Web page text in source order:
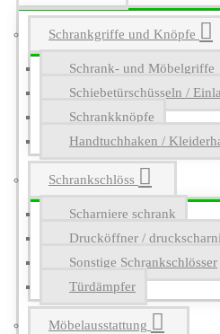
Schrankgriffe und Knöpfe
Schrank- und Möbelgriffe
Schiebetürschüsseln /
Schrankknöpfe
Handtuchhaken /
Schrankschlöss
Scharniere schrank
Drucköffner /
Sonstige Schrankschlösser
Türdämpfer
Möbelausstattung